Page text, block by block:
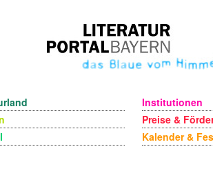
Institutionen
Preise &
Kalender &